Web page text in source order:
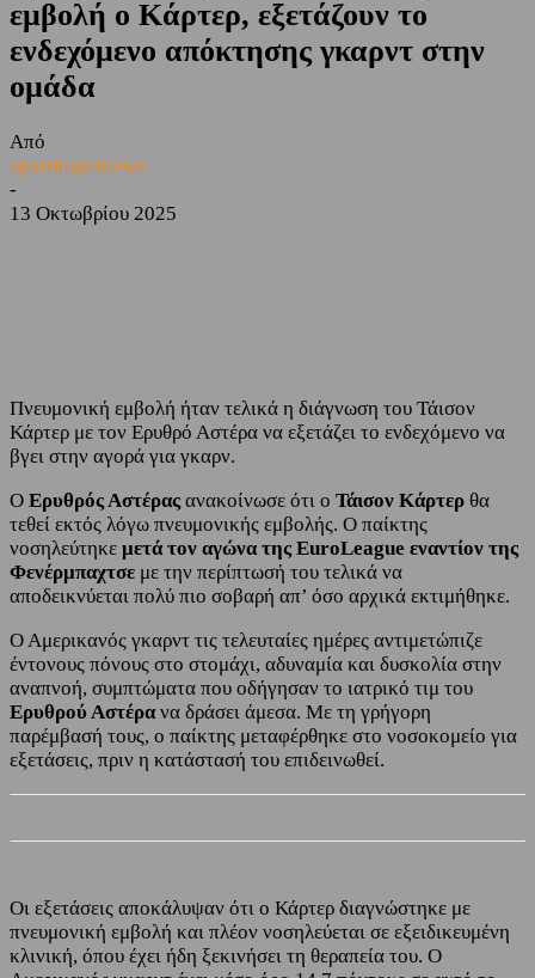
εμβολή ο Κάρτερ, εξετάζουν το
ενδεχόμενο απόκτησης γκαρντ στην
ομάδα
Από
sporting24news
-
13 Οκτωβρίου 2025
Πνευμονική εμβολή ήταν τελικά η διάγνωση του Τάισον
Κάρτερ με τον Ερυθρό Αστέρα να εξετάζει το ενδεχόμενο να
βγει στην αγορά για γκαρν.
Ο Ερυθρός Αστέρας ανακοίνωσε ότι ο Τάισον Κάρτερ θα
τεθεί εκτός λόγω πνευμονικής εμβολής. Ο παίκτης
νοσηλεύτηκε μετά τον αγώνα της EuroLeague εναντίον της
Φενέρμπαχτσε με την περίπτωσή του τελικά να
αποδεικνύεται πολύ πιο σοβαρή απ’ όσο αρχικά εκτιμήθηκε.
Ο Αμερικανός γκαρντ τις τελευταίες ημέρες αντιμετώπιζε
έντονους πόνους στο στομάχι, αδυναμία και δυσκολία στην
αναπνοή, συμπτώματα που οδήγησαν το ιατρικό τιμ του
Ερυθρού Αστέρανα δράσει άμεσα. Με τη γρήγορη
παρέμβασή τους, ο παίκτης μεταφέρθηκε στο νοσοκομείο για
εξετάσεις, πριν η κατάστασή του επιδεινωθεί.
Οι εξετάσεις αποκάλυψαν ότι ο Κάρτερ διαγνώστηκε με
πνευμονική εμβολή και πλέον νοσηλεύεται σε εξειδικευμένη
κλινική, όπου έχει ήδη ξεκινήσει τη θεραπεία του. Ο